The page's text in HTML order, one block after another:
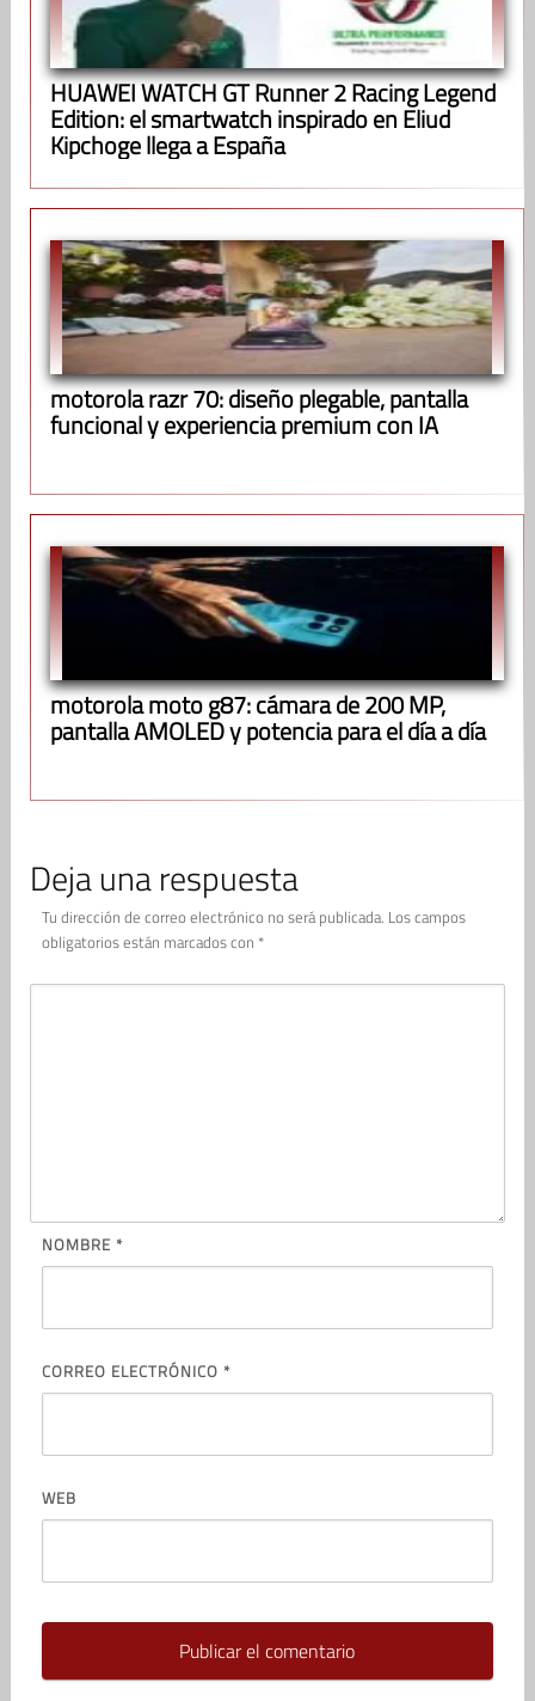
HUAWEI WATCH GT Runner 2 Racing Legend
Edition: el smartwatch inspirado en Eliud
Kipchoge llega a España
motorola razr 70: diseño plegable, pantalla
funcional y experiencia premium con IA
motorola moto g87: cámara de 200 MP,
pantalla AMOLED y potencia para el día a día
Deja una respuesta
Tu dirección de correo electrónico no será publicada. Los campos
obligatorios están marcados con *
NOMBRE *
CORREO ELECTRÓNICO *
WEB